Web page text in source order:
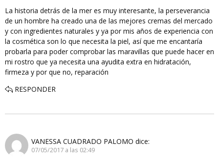
La historia detrás de la mer es muy interesante, la perseverancia
de un hombre ha creado una de las mejores cremas del mercado
y con ingredientes naturales y ya por mis años de experiencia con
la cosmética son lo que necesita la piel, así que me encantaría
probarla para poder comprobar las maravillas que puede hacer en
mi rostro que ya necesita una ayudita extra en hidratación,
firmeza y por que no, reparación
RESPONDER
VANESSA CUADRADO PALOMO dice:
07/05/2017 a las 02:49